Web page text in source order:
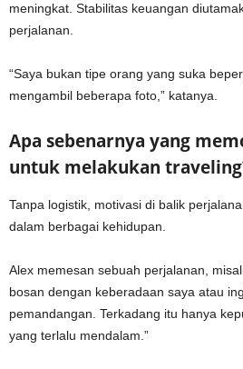
meningkat. Stabilitas keuangan
perjalanan.
“Saya bukan tipe orang yang suka
mengambil beberapa foto,” katanya.
Apa sebenarnya yang
untuk melakukan
Tanpa logistik, motivasi di balik
dalam berbagai kehidupan.
Alex memesan sebuah perjalanan,
bosan dengan keberadaan saya atau
pemandangan. Terkadang itu hanya
yang terlalu mendalam.”